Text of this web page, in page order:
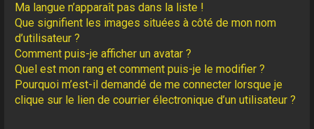
Ma langue n’apparaît pas dans la liste !
Que signifient les images situées à côté de mon nom
d’utilisateur ?
Comment puis-je afficher un avatar ?
Quel est mon rang et comment puis-je le modifier ?
Pourquoi m’est-il demandé de me connecter lorsque je
clique sur le lien de courrier électronique d’un utilisateur ?